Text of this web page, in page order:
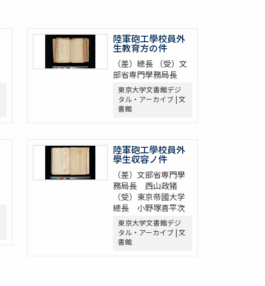
陸軍砲工學校員外
生教育方の件
（差）總長 （受）文
部省専門學務局長
東京大学文書館デジ
タル・アーカイブ | 文
書館
陸軍砲工學校員外
學生収容ノ件
（差）文部省専門學
務局長 西山政猪
（受）東京帝國大学
總長 小野塚喜平次
東京大学文書館デジ
タル・アーカイブ | 文
書館